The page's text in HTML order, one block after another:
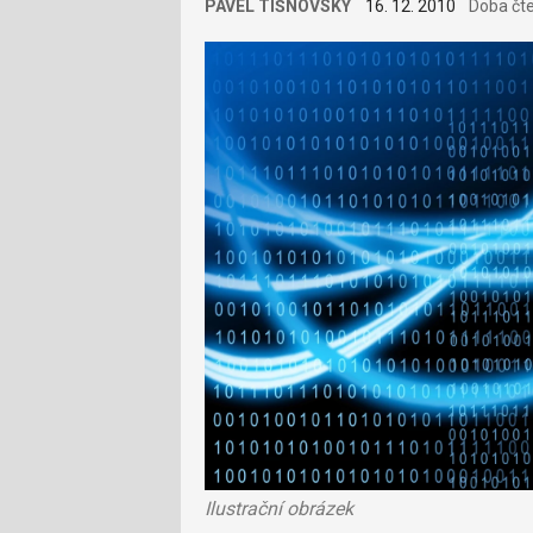
PAVEL TIŠNOVSKÝ 16. 12. 2010 Doba
Ilustrační obrázek